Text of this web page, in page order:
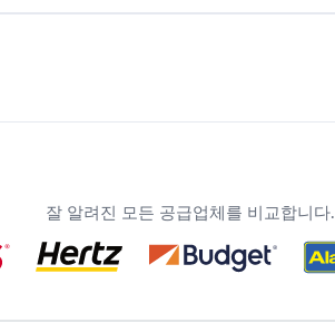
잘 알려진 모든 공급업체를 비교합니다.